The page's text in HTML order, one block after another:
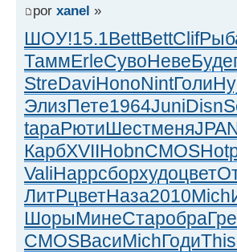
por xanel »
ШОУ!15.1BettBettClif
ТаммErleСувоНевеБуде
StreDaviHonoNintГоли
ЭлизПете1964JuniDisn
tapaРютиШестменя
КарбXVIIHobnCMOS
ValiHappсборхудоцвет
ЛитРцветНаза2010Mich
ШорыМинеСтаробра
CMOSВасиMichГодиThis